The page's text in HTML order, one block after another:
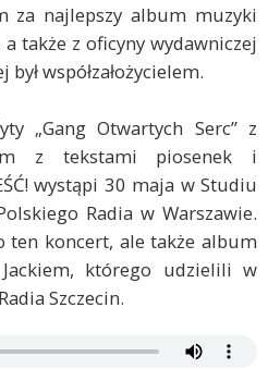
za najlepszy album muzyki
także z oficyny wydawniczej
współzałożycielem.
„Gang Otwartych Serc” z
z tekstami piosenek i
wystąpi 30 maja w Studiu
Radia w Warszawie.
ten koncert, ale także album
którego udzielili w
Szczecin.